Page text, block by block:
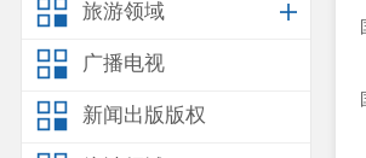
旅游领域
广播电视
新闻出版版权